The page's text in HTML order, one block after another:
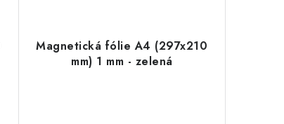
Magnetická fólie A4 (297x210
mm) 1 mm - zelená